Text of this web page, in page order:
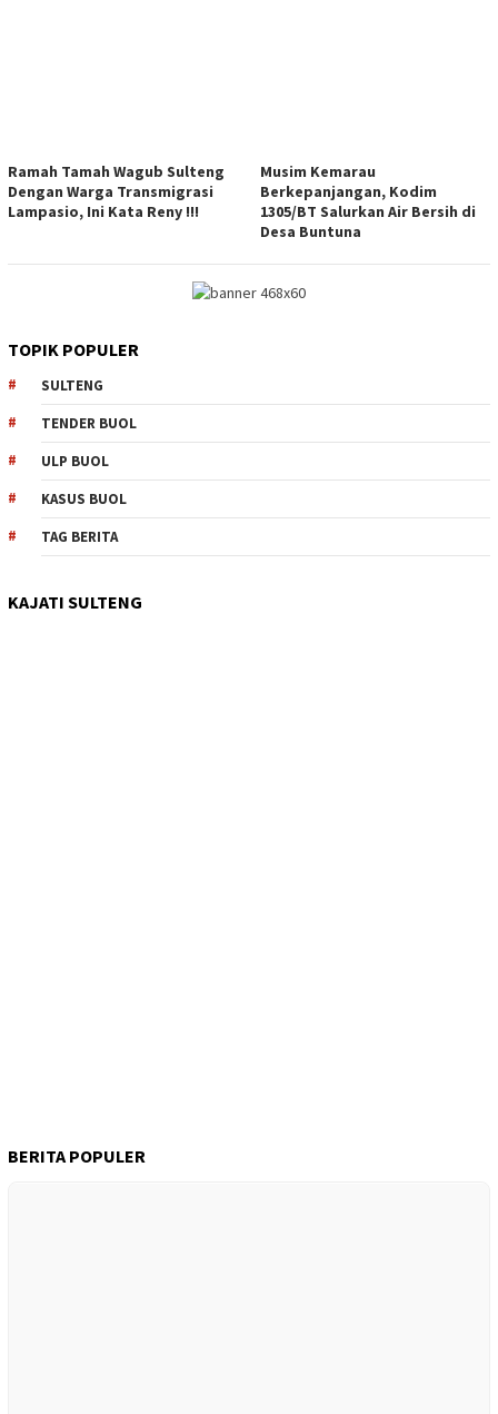
Ramah Tamah Wagub Sulteng
Dengan Warga Transmigrasi
Lampasio, Ini Kata Reny !!!
Musim Kemarau
Berkepanjangan, Kodim
1305/BT Salurkan Air Bersih di
Desa Buntuna
TOPIK POPULER
SULTENG
TENDER BUOL
ULP BUOL
KASUS BUOL
TAG BERITA
KAJATI SULTENG
BERITA POPULER